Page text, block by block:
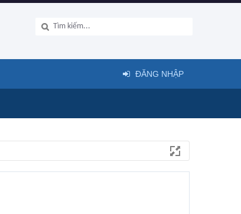
ĐĂNG NHẬP